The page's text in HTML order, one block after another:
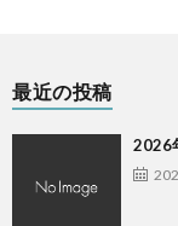
最近の投稿
2026